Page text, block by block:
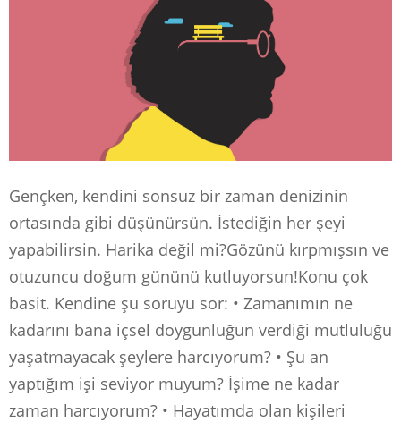
Gençken, kendini sonsuz bir zaman denizinin
ortasında gibi düşünürsün. İstediğin her şeyi
yapabilirsin. Harika değil mi?Gözünü kırpmışsın ve
otuzuncu doğum gününü kutluyorsun!Konu çok
basit. Kendine şu soruyu sor: • Zamanımın ne
kadarını bana içsel doygunluğun verdiği mutluluğu
yaşatmayacak şeylere harcıyorum? • Şu an
yaptığım işi seviyor muyum? İşime ne kadar
zaman harcıyorum? • Hayatımda olan kişileri